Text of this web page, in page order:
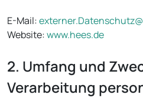
E-Mail:
Website:www.hees.de
2. Umfang und
Verarbeitung